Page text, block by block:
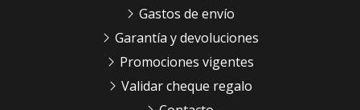
Gastos de envío
Garantía y devoluciones
Promociones vigentes
Validar cheque regalo